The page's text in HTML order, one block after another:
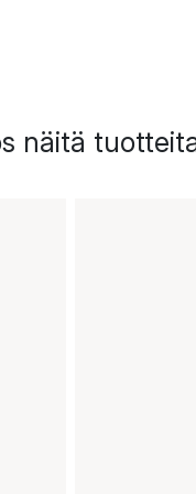
näitä